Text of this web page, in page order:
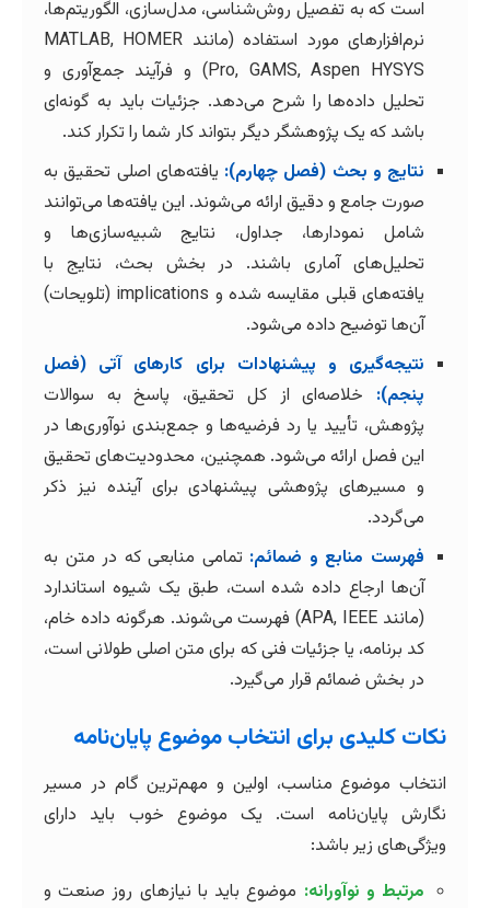
است که به تفصیل روش‌شناسی، مدل‌سازی، الگوریتم‌ها،
نرم‌افزارهای مورد استفاده (مانند MATLAB, HOMER
Pro, GAMS, Aspen HYSYS) و فرآیند جمع‌آوری و
تحلیل داده‌ها را شرح می‌دهد. جزئیات باید به گونه‌ای
باشد که یک پژوهشگر دیگر بتواند کار شما را تکرار کند.
نتایج و بحث (فصل چهارم): یافته‌های اصلی تحقیق به
صورت جامع و دقیق ارائه می‌شوند. این یافته‌ها می‌توانند
شامل نمودارها، جداول، نتایج شبیه‌سازی‌ها و
تحلیل‌های آماری باشند. در بخش بحث، نتایج با
یافته‌های قبلی مقایسه شده و implications (تلویحات)
آن‌ها توضیح داده می‌شود.
نتیجه‌گیری و پیشنهادات برای کارهای آتی (فصل
پنجم): خلاصه‌ای از کل تحقیق، پاسخ به سوالات
پژوهش، تأیید یا رد فرضیه‌ها و جمع‌بندی نوآوری‌ها در
این فصل ارائه می‌شود. همچنین، محدودیت‌های تحقیق
و مسیرهای پژوهشی پیشنهادی برای آینده نیز ذکر
می‌گردد.
فهرست منابع و ضمائم: تمامی منابعی که در متن به
آن‌ها ارجاع داده شده است، طبق یک شیوه استاندارد
(مانند APA, IEEE) فهرست می‌شوند. هرگونه داده خام،
کد برنامه، یا جزئیات فنی که برای متن اصلی طولانی است،
در بخش ضمائم قرار می‌گیرد.
نکات کلیدی برای انتخاب موضوع پایان‌نامه
انتخاب موضوع مناسب، اولین و مهم‌ترین گام در مسیر
نگارش پایان‌نامه است. یک موضوع خوب باید دارای
ویژگی‌های زیر باشد:
مرتبط و نوآورانه: موضوع باید با نیازهای روز صنعت و